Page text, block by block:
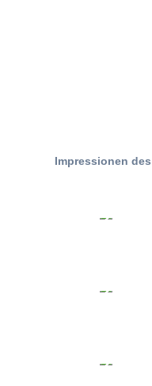
Impressionen